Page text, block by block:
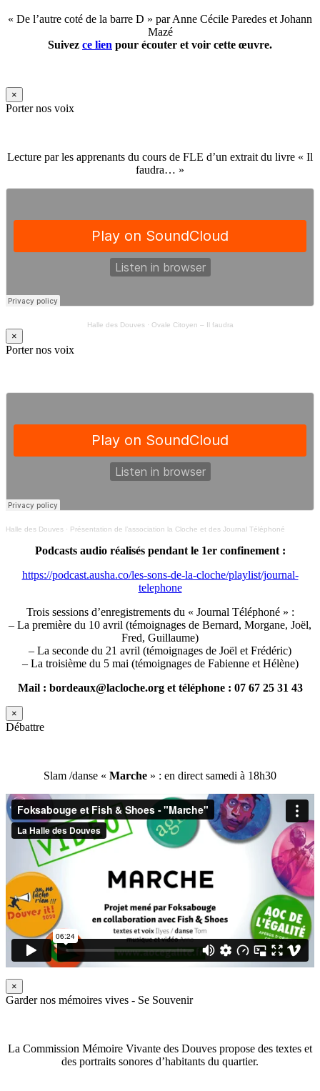
« De l’autre coté de la barre D » par Anne Cécile Paredes et Johann
Mazé
Suivez ce lien pour écouter et voir cette œuvre.
×
Porter nos voix
Lecture par les apprenants du cours de FLE d’un extrait du livre « Il
faudra… »
Halle des Douves· Ovale Citoyen – Il faudra
×
Porter nos voix
Halle des Douves · Présentation de l’association la Cloche et des Journal Téléphoné
Podcasts audio réalisés pendant le 1er confinement :
https://podcast.ausha.co/les-sons-de-la-cloche/playlist/journal-
telephone
Trois sessions d’enregistrements du « Journal Téléphoné » :
– La première du 10 avril (témoignages de Bernard, Morgane, Joël,
Fred, Guillaume)
– La seconde du 21 avril (témoignages de Joël et Frédéric)
– La troisième du 5 mai (témoignages de Fabienne et Hélène)
Mail : bordeaux@lacloche.org et téléphone : 07 67 25 31 43
×
Débattre
Slam /danse « Marche » : en direct samedi à 18h30
×
Garder nos mémoires vives - Se Souvenir
La Commission Mémoire Vivante des Douves propose des textes et
des portraits sonores d’habitants du quartier.